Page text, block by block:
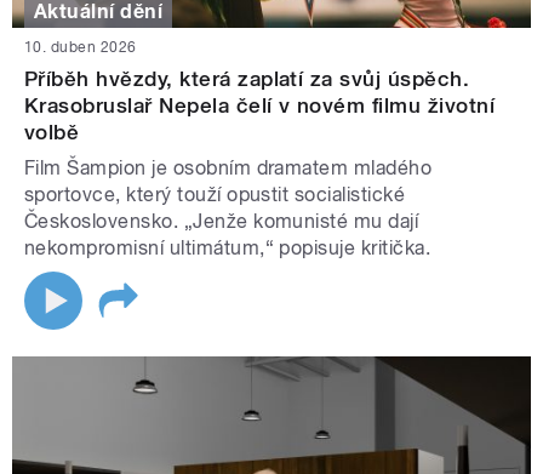
Aktuální dění
10. duben 2026
Příběh hvězdy, která zaplatí za svůj úspěch.
Krasobruslař Nepela čelí v novém filmu životní
volbě
Film Šampion je osobním dramatem mladého
sportovce, který touží opustit socialistické
Československo. „Jenže komunisté mu dají
nekompromisní ultimátum,“ popisuje kritička.